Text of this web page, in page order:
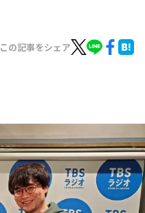
この記事をシェア